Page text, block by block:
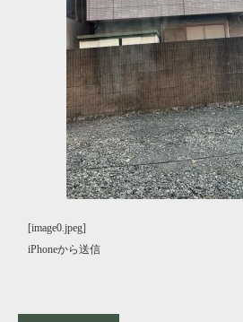
[image0.jpeg]
iPhoneから送信